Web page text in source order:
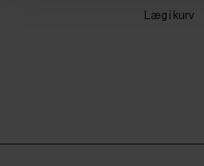
Læg i kurv